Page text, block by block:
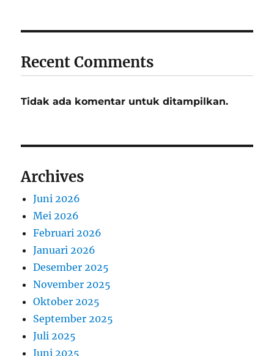
Recent Comments
Tidak ada komentar untuk ditampilkan.
Archives
Juni 2026
Mei 2026
Februari 2026
Januari 2026
Desember 2025
November 2025
Oktober 2025
September 2025
Juli 2025
Juni 2025